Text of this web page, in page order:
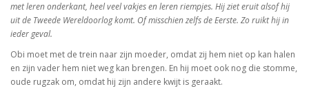
met leren onderkant, heel veel vakjes en leren riempjes. Hij ziet eruit alsof hij
uit de Tweede Wereldoorlog komt. Of misschien zelfs de Eerste. Zo ruikt hij in
ieder geval.
Obi moet met de trein naar zijn moeder, omdat zij hem niet op kan halen
en zijn vader hem niet weg kan brengen. En hij moet ook nog die stomme,
oude rugzak om, omdat hij zijn andere kwijt is geraakt.